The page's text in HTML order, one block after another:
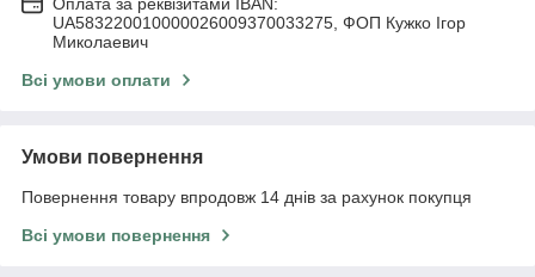
Оплата за реквізитами IBAN:
UA583220010000026009370033275, ФОП Кужко Ігор
Миколаевич
Всі умови оплати
Умови повернення
Повернення товару впродовж 14 днів за рахунок покупця
Всі умови повернення